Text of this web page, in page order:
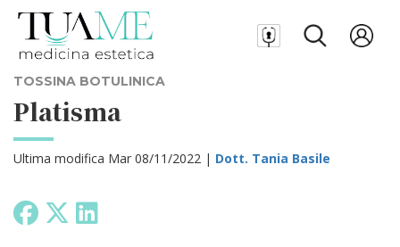
TOSSINA BOTULINICA
Platisma
Ultima modifica Mar 08/11/2022 | Dott. Tania Basile